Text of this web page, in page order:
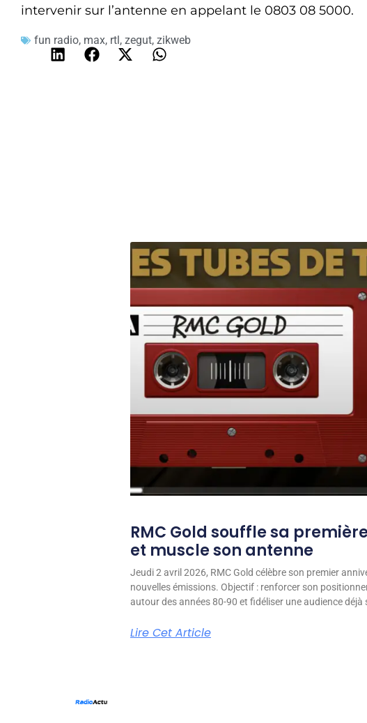
intervenir sur l’antenne en appelant le 0803 08 5000.
fun radio, max, rtl, zegut, zikweb
RMC Gold souffle sa
et muscle son antenne
Jeudi 2 avril 2026, RMC Gold célèbre son premier
nouvelles émissions. Objectif : renforcer son
autour des années 80-90 et fidéliser une audience déjà
Lire Cet Article